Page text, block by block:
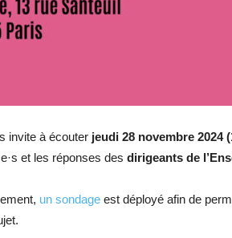
invite à écouter jeudi 28 novembre 2024
et les réponses des dirigeants de
un sondage est déployé afin de